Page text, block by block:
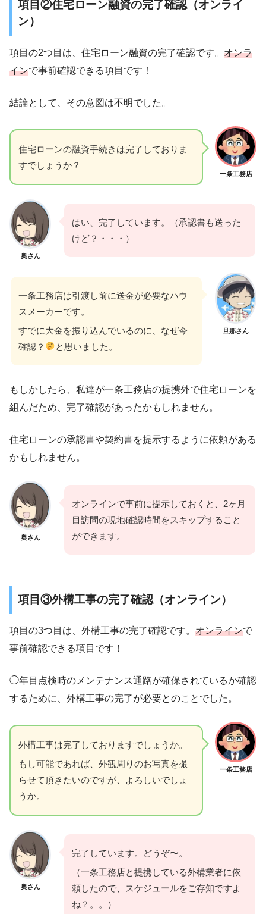
項目②住宅ローン融資の完了確認（オンライ
ン）
項目の2つ目は、住宅ローン融資の完了確認です。 オンラ
インで事前確認できる項目です！
結論として、その意図は不明でした。
一条工務店
住宅ローンの融資手続きは完了しておりま
すでしょうか？
奥さん
はい、完了しています。（承認書も送った
けど？・・・）
旦那さん
一条工務店は引渡し前に送金が必要なハウ
スメーカーです。
すでに大金を振り込んでいるのに、なぜ今
確認？
と思いました。
もしかしたら、私達が一条工務店の提携外で住宅ローンを
組んだため、完了確認があったかもしれません。
住宅ローンの承認書や契約書を提示するように依頼がある
かもしれません。
奥さん
オンラインで事前に提示しておくと、2ヶ月
目訪問の現地確認時間をスキップすること
ができます。
項目③外構工事の完了確認（オンライン）
項目の3つ目は、外構工事の完了確認です。 オンラインで
事前確認できる項目です！
◯年目点検時のメンテナンス通路が確保されているか確認
するために、外構工事の完了が必要とのことでした。
一条工務店
外構工事は完了しておりますでしょうか。
もし可能であれば、外観周りのお写真を撮
らせて頂きたいのですが、よろしいでしょ
うか。
奥さん
完了しています。どうぞ〜。
（一条工務店と提携している外構業者に依
頼したので、スケジュールをご存知ですよ
ね？。。）